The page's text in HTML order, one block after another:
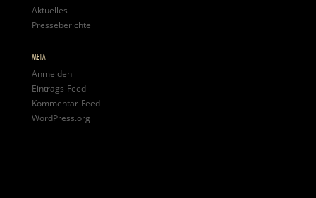
Aktuelles
Presseberichte
META
Anmelden
Eintrags-Feed
Kommentar-Feed
WordPress.org